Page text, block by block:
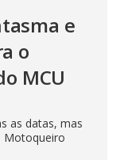
e
o
MCU
as datas, mas
Motoqueiro